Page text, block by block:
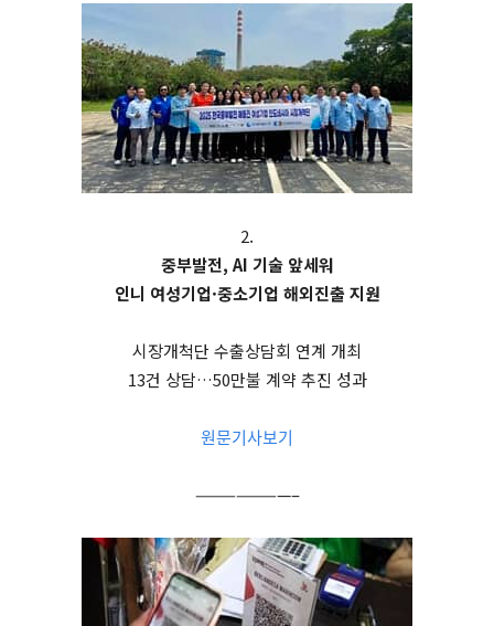
2.
중부발전, AI 기술 앞세워
인니 여성기업·중소기업 해외진출 지원
시장개척단 수출상담회 연계 개최
13건 상담…50만불 계약 추진 성과
원문기사보기
———————–